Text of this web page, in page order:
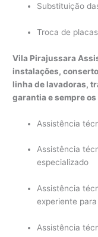
Substituição
Troca de
Vila Pirajussara
instalações,
linha de lavadoras,
garantia e sempre
Assistência
Assistência
especializado
Assistência
experiente
Assistência